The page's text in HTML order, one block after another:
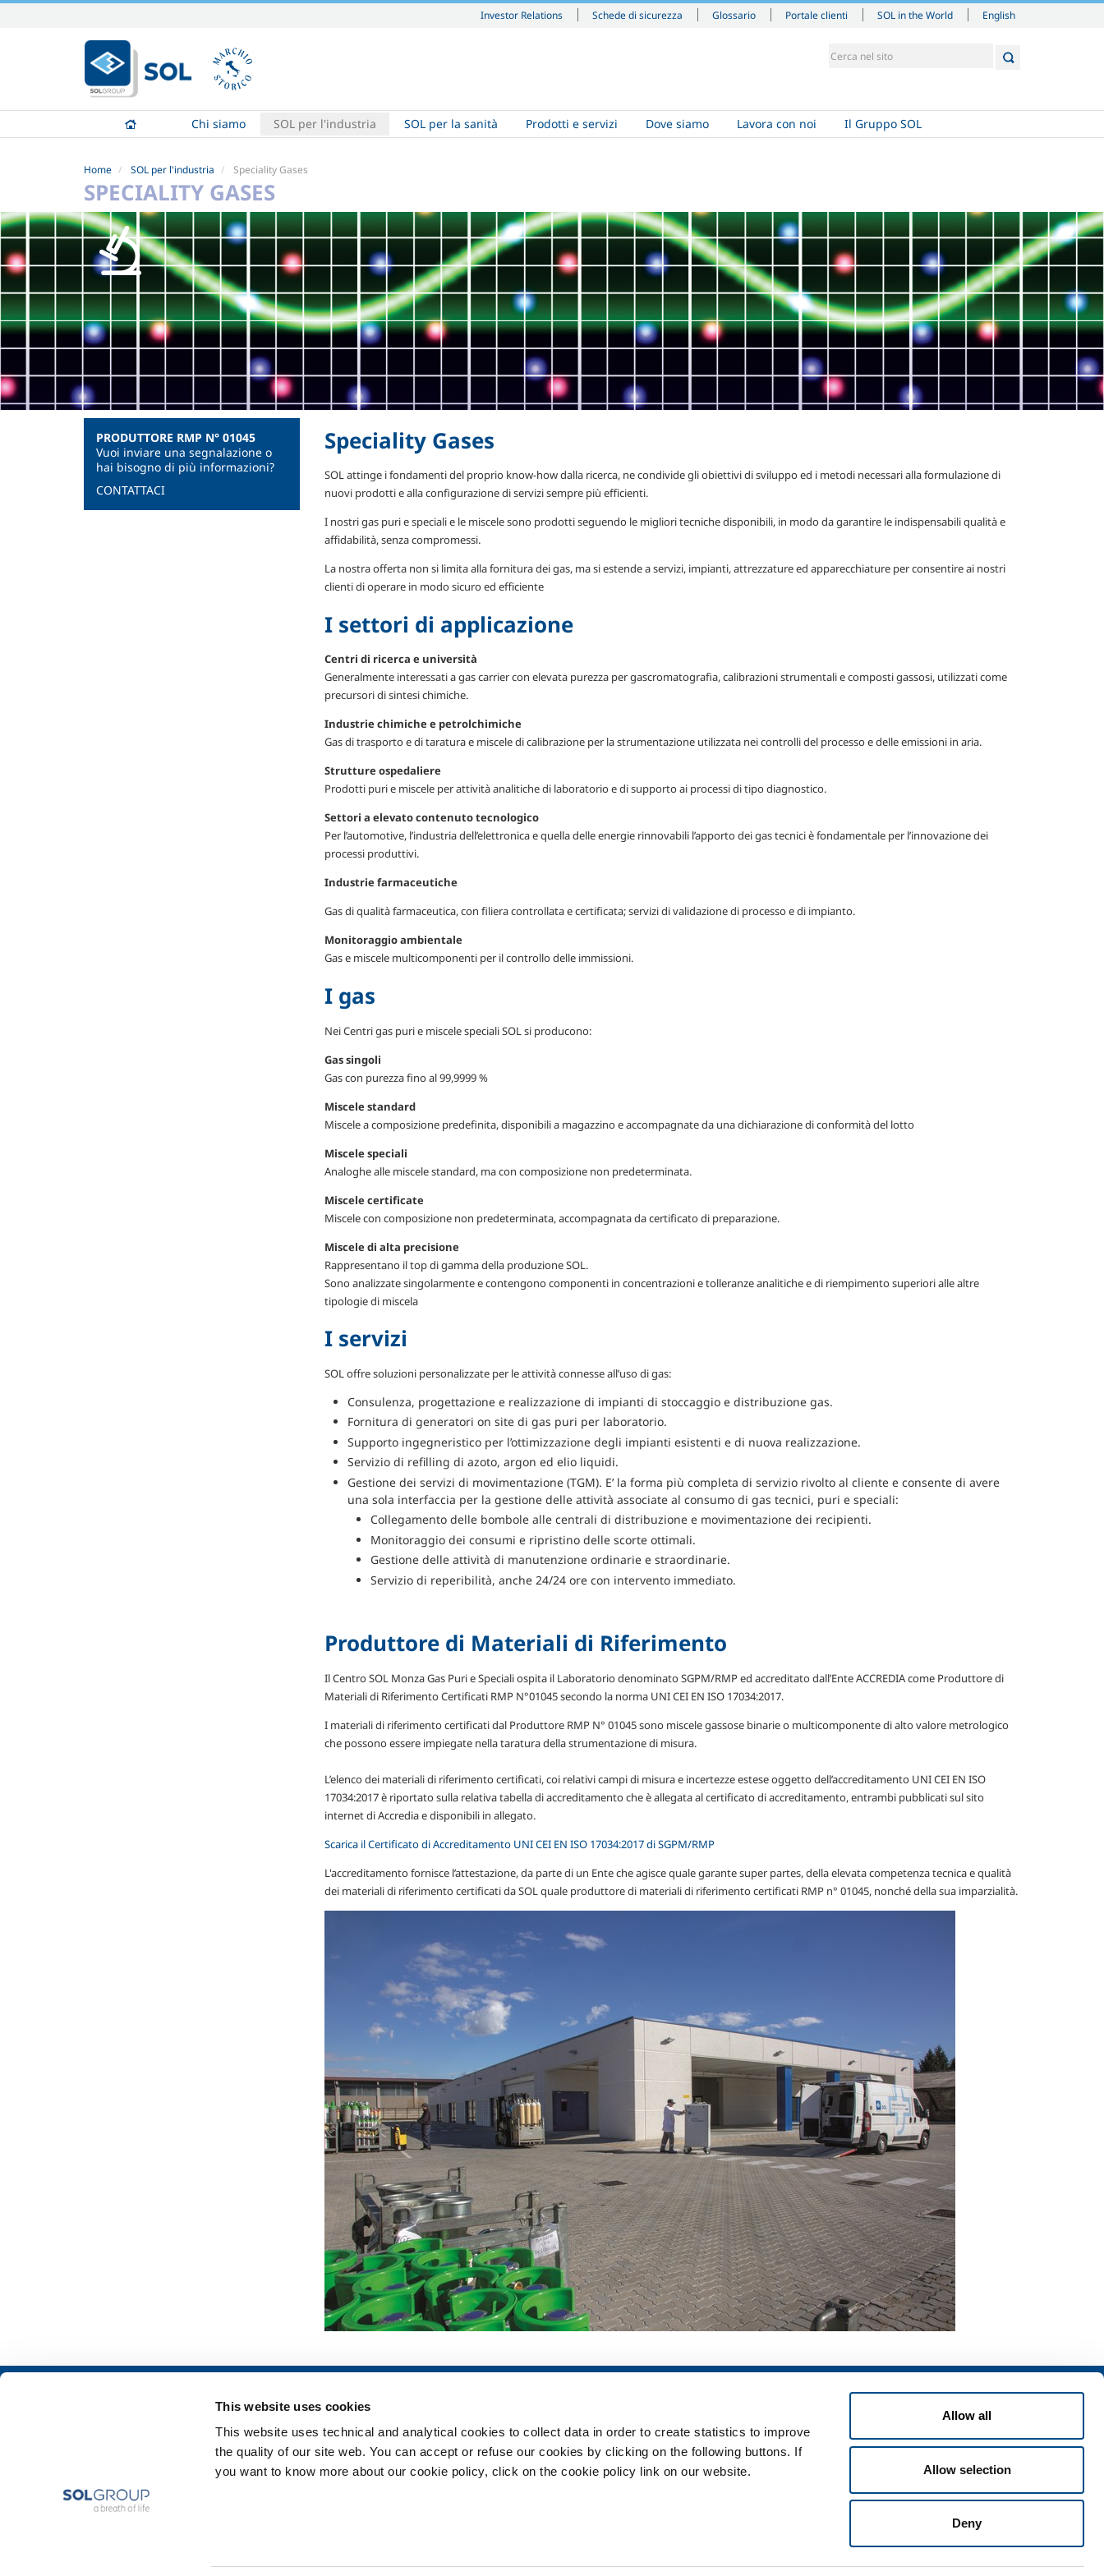
This website uses cookies
This website uses technical and analytical cookies to collect data in order to create statistics to improve
the quality of our site web. You can accept or refuse our cookies by clicking on the following buttons. If
you want to know more about our cookie policy, click on the cookie policy link on our website.
Allow all
Allow selection
Deny
Investor Relations Schede di sicurezza Glossario Portale clienti SOL in the World
contenuti.
|
Salta
navigazione
English
Chi siamo SOL per l'industria SOL per la sanità Prodotti e servizi Dove siamo Lavora con noi Il Gruppo SOL
Home SOL per l'industria Speciality Gases
SPECIALITY GASES
Speciality Gases
SOL attinge i fondamenti del proprio know-how dalla ricerca, ne condivide gli obiettivi di sviluppo ed i metodi necessari alla formulazione di
nuovi prodotti e alla configurazione di servizi sempre più efficienti.
I nostri gas puri e speciali e le miscele sono prodotti seguendo le migliori tecniche disponibili, in modo da garantire le indispensabili qualità e
affidabilità, senza compromessi.
La nostra offerta non si limita alla fornitura dei gas, ma si estende a servizi, impianti, attrezzature ed apparecchiature per consentire ai nostri
clienti di operare in modo sicuro ed efficiente
I settori di applicazione
Centri di ricerca e università
Generalmente interessati a gas carrier con elevata purezza per gascromatografia, calibrazioni strumentali e composti gassosi, utilizzati come
precursori di sintesi chimiche.
Industrie chimiche e petrolchimiche
Gas di trasporto e di taratura e miscele di calibrazione per la strumentazione utilizzata nei controlli del processo e delle emissioni in aria.
Strutture ospedaliere
Prodotti puri e miscele per attività analitiche di laboratorio e di supporto ai processi di tipo diagnostico.
Settori a elevato contenuto tecnologico
Per l’automotive, l’industria dell’elettronica e quella delle energie rinnovabili l’apporto dei gas tecnici è fondamentale per l’innovazione dei
processi produttivi.
Industrie farmaceutiche
Gas di qualità farmaceutica, con filiera controllata e certificata; servizi di validazione di processo e di impianto.
Monitoraggio ambientale
Gas e miscele multicomponenti per il controllo delle immissioni.
I gas
Nei Centri gas puri e miscele speciali SOL si producono:
Gassingoli
Gas con purezza fino al 99,9999 %
Miscele standard
Miscele a composizione predefinita, disponibili a magazzino e accompagnate da una dichiarazione di conformità del lotto
Miscele speciali
Analoghe alle miscele standard, ma con composizione non predeterminata.
Miscele certificate
Miscele con composizione non predeterminata, accompagnata da certificato di preparazione.
Miscele di alta precisione
Rappresentano il top di gamma della produzione SOL.
Sono analizzate singolarmente e contengono componenti in concentrazioni e tolleranze analitiche e di riempimento superiori alle altre
tipologie di miscela
I servizi
SOL offre soluzioni personalizzate per le attività connesse all’uso di gas:
Consulenza, progettazione e realizzazione di impianti di stoccaggio e distribuzione gas.
Fornitura di generatori on site di gas puri per laboratorio.
Supporto ingegneristico per l’ottimizzazione degli impianti esistenti e di nuova realizzazione.
Servizio di refilling di azoto, argon ed elio liquidi.
Gestione dei servizi di movimentazione (TGM). E’ la forma più completa di servizio rivolto al cliente e consente di avere
una sola interfaccia per la gestione delle attività associate al consumo di gas tecnici, puri e speciali:
Collegamento delle bombole alle centrali di distribuzione e movimentazione dei recipienti.
Monitoraggio dei consumi e ripristino delle scorte ottimali.
Gestione delle attività di manutenzione ordinarie e straordinarie.
Servizio di reperibilità, anche 24/24 ore con intervento immediato.
Produttore di Materiali di Riferimento
Il Centro SOL Monza Gas Puri e Speciali ospita il Laboratorio denominato SGPM/RMP ed accreditato dall’Ente ACCREDIA come Produttore di
Materiali di Riferimento Certificati RMP N°01045 secondo la norma UNI CEI EN ISO 17034:2017.
I materiali di riferimento certificati dal Produttore RMP N° 01045 sono miscele gassose binarie o multicomponente di alto valore metrologico
che possono essere impiegate nella taratura della strumentazione di misura.
L’elenco dei materiali di riferimento certificati, coi relativi campi di misura e incertezze estese oggetto dell’accreditamento UNI CEI EN ISO
17034:2017 è riportato sulla relativa tabella di accreditamento che è allegata al certificato di accreditamento, entrambi pubblicati sul sito
internet di Accredia e disponibili in allegato.
Scarica il Certificato di Accreditamento UNI CEI EN ISO 17034:2017 di SGPM/RMP
L'accreditamento fornisce l’attestazione, da parte di un Ente che agisce quale garante super partes, della elevata competenza tecnica e qualità
dei materiali di riferimento certificati da SOL quale produttore di materiali di riferimento certificati RMP n° 01045, nonché della sua imparzialità.
PRODUTTORE RMP N° 01045
Vuoi inviare una segnalazione o
hai bisogno di più informazioni?
CONTATTACI
Sicurezza, ambiente e qualità
Metal Production
Metal Fabrication
Chemistry & Pharma
Servizi
Impianti dispositivo medico
Gas medicali
Prodotti e servizi per la sanità